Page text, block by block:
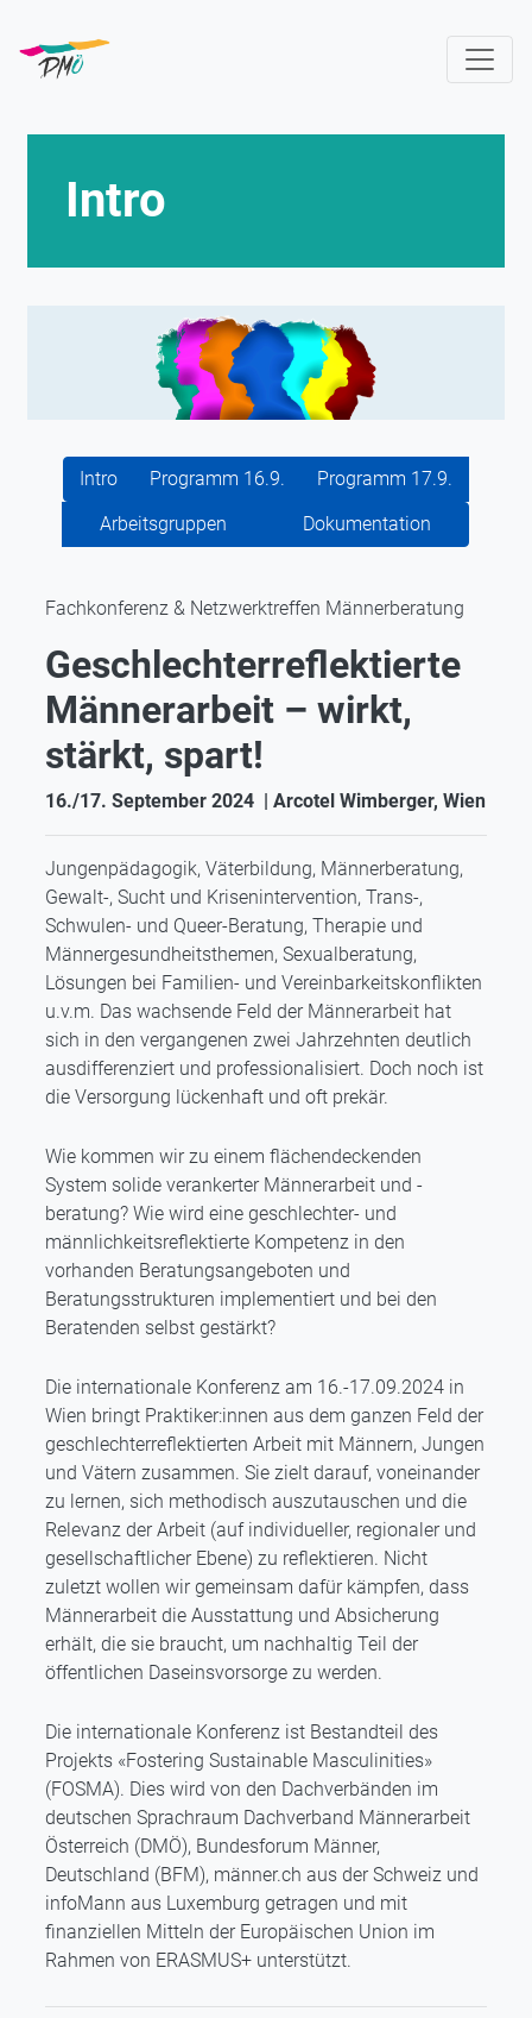
zum
Inhalt
Intro
Intro Programm 16.9.
Programm 17.9.
Arbeitsgruppen
Dokumentation
Fachkonferenz & Netzwerktreffen Männerberatung
Geschlechterreflektierte
Männerarbeit – wirkt,
stärkt, spart!
16./17. September 2024 | Arcotel Wimberger, Wien
Jungenpädagogik, Väterbildung, Männerberatung,
Gewalt-, Sucht und Krisenintervention, Trans-,
Schwulen- und Queer-Beratung, Therapie und
Männergesundheitsthemen, Sexualberatung,
Lösungen bei Familien- und Vereinbarkeitskonflikten
u.v.m. Das wachsende Feld der Männerarbeit hat
sich in den vergangenen zwei Jahrzehnten deutlich
ausdifferenziert und professionalisiert. Doch noch ist
die Versorgung lückenhaft und oft prekär.
Wie kommen wir zu einem flächendeckenden
System solide verankerter Männerarbeit und -
beratung? Wie wird eine geschlechter- und
männlichkeitsreflektierte Kompetenz in den
vorhanden Beratungsangeboten und
Beratungsstrukturen implementiert und bei den
Beratenden selbst gestärkt?
Die internationale Konferenz am 16.-17.09.2024 in
Wien bringt Praktiker:innen aus dem ganzen Feld der
geschlechterreflektierten Arbeit mit Männern, Jungen
und Vätern zusammen. Sie zielt darauf, voneinander
zu lernen, sich methodisch auszutauschen und die
Relevanz der Arbeit (auf individueller, regionaler und
gesellschaftlicher Ebene) zu reflektieren. Nicht
zuletzt wollen wir gemeinsam dafür kämpfen, dass
Männerarbeit die Ausstattung und Absicherung
erhält, die sie braucht, um nachhaltig Teil der
öffentlichen Daseinsvorsorge zu werden.
Die internationale Konferenz ist Bestandteil des
Projekts «Fostering Sustainable Masculinities»
(FOSMA). Dies wird von den Dachverbänden im
deutschen Sprachraum Dachverband Männerarbeit
Österreich (DMÖ), Bundesforum Männer,
Deutschland (BFM), männer.ch aus der Schweiz und
infoMann aus Luxemburg getragen und mit
finanziellen Mitteln der Europäischen Union im
Rahmen von ERASMUS+ unterstützt.